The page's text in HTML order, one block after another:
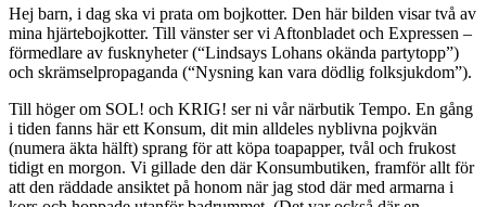
Hej barn, i dag ska vi prata om bojkotter. Den här bilden visar två av
mina hjärtebojkotter. Till vänster ser vi Aftonbladet och Expressen –
förmedlare av fusknyheter (“Lindsays Lohans okända partytopp”)
och skrämselpropaganda (“Nysning kan vara dödlig folksjukdom”).
Till höger om SOL! och KRIG! ser ni vår närbutik Tempo. En gång
i tiden fanns här ett Konsum, dit min alldeles nyblivna pojkvän
(numera äkta hälft) sprang för att köpa toapapper, tvål och frukost
tidigt en morgon. Vi gillade den där Konsumbutiken, framför allt för
att den räddade ansiktet på honom när jag stod där med armarna i